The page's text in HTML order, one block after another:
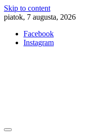
Skip to content
piatok, 7 augusta, 2026
Facebook
Instagram